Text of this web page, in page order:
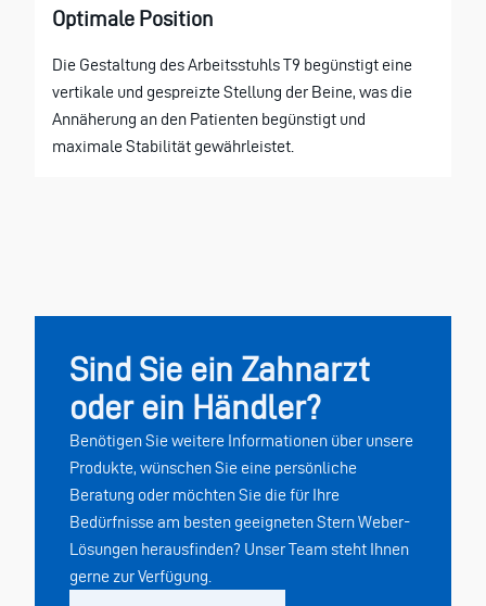
Optimale Position
Die Gestaltung des Arbeitsstuhls T9 begünstigt eine
vertikale und gespreizte Stellung der Beine, was die
Annäherung an den Patienten begünstigt und
maximale Stabilität gewährleistet.
Sind Sie ein Zahnarzt
oder ein Händler?
Benötigen Sie weitere Informationen über unsere
Produkte, wünschen Sie eine persönliche
Beratung oder möchten Sie die für Ihre
Bedürfnisse am besten geeigneten Stern Weber-
Lösungen herausfinden? Unser Team steht Ihnen
gerne zur Verfügung.